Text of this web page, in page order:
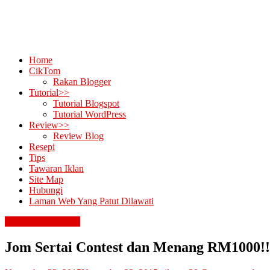
Home
CikTom
Rakan Blogger
Tutorial>>
Tutorial Blogspot
Tutorial WordPress
Review>>
Review Blog
Resepi
Tips
Tawaran Iklan
Site Map
Hubungi
Laman Web Yang Patut Dilawati
Jom Sertai Contest dan Menang